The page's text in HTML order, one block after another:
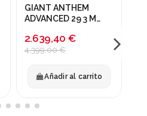
-40%
GIANT ANTHEM
ADVANCED 29 3 M
2.639,40 €
4.399,00 €
Añadir al carrito